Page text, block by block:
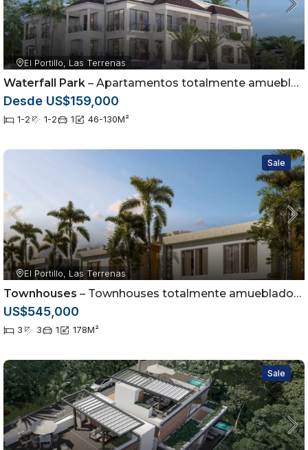
El Portillo, Las Terrenas
Waterfall Park – Apartamentos totalmente amueblados en Las Terrenas, Samaná
Desde US$159,000
1-2 1-2 1 46-130M²
Sale
El Portillo, Las Terrenas
Townhouses – Townhouses totalmente amueblados en Las Terrenas, Samaná
US$545,000
3 3 1 178M²
Sale